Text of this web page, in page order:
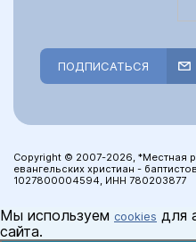
ПОДПИСАТЬСЯ
Copyright © 2007-2026, *Местная
евангельских христиан -
1027800004594, ИНН 780203877
Мы используем cookies для
сайта.